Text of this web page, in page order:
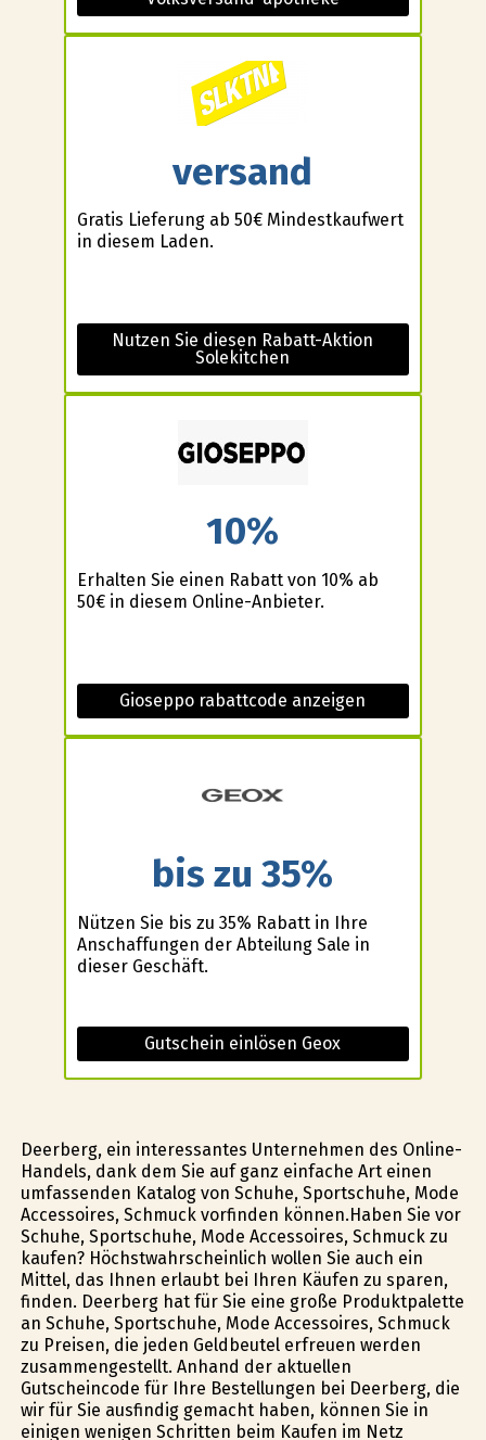
versand
Gratis Lieferung ab 50€ Mindestkaufwert
in diesem Laden.
Nutzen Sie diesen Rabatt-Aktion
Solekitchen
10%
Erhalten Sie einen Rabatt von 10% ab
50€ in diesem Online-Anbieter.
Gioseppo rabattcode anzeigen
bis zu 35%
Nützen Sie bis zu 35% Rabatt in Ihre
Anschaffungen der Abteilung Sale in
dieser Geschäft.
Gutschein einlösen Geox
Deerberg, ein interessantes Unternehmen des Online-
Handels, dank dem Sie auf ganz einfache Art einen
umfassenden Katalog von Schuhe, Sportschuhe, Mode
Accessoires, Schmuck vorfinden können.Haben Sie vor
Schuhe, Sportschuhe, Mode Accessoires, Schmuck zu
kaufen? Höchstwahrscheinlich wollen Sie auch ein
Mittel, das Ihnen erlaubt bei Ihren Käufen zu sparen,
finden. Deerberg hat für Sie eine große Produktpalette
an Schuhe, Sportschuhe, Mode Accessoires, Schmuck
zu Preisen, die jeden Geldbeutel erfreuen werden
zusammengestellt. Anhand der aktuellen
Gutscheincode für Ihre Bestellungen bei Deerberg, die
wir für Sie ausfindig gemacht haben, können Sie in
einigen wenigen Schritten beim Kaufen im Netz